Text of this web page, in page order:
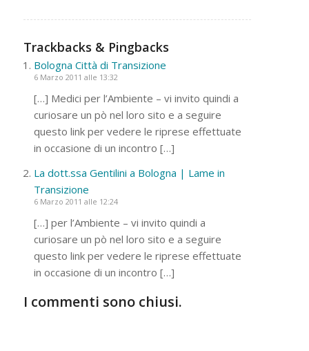
Trackbacks & Pingbacks
Bologna Città di Transizione
6 Marzo 2011 alle 13:32
[…] Medici per l’Ambiente – vi invito quindi a
curiosare un pò nel loro sito e a seguire
questo link per vedere le riprese effettuate
in occasione di un incontro […]
La dott.ssa Gentilini a Bologna | Lame in
Transizione
6 Marzo 2011 alle 12:24
[…] per l’Ambiente – vi invito quindi a
curiosare un pò nel loro sito e a seguire
questo link per vedere le riprese effettuate
in occasione di un incontro […]
I commenti sono chiusi.